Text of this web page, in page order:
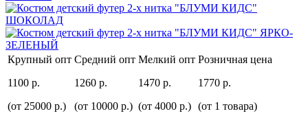
Крупный опт
1100 р.
(от 25000 р.)
Средний опт
1260 р.
(от 10000 р.)
Мелкий опт
1470 р.
(от 4000 р.)
Розничная цена
1770 р.
(от 1 товара)